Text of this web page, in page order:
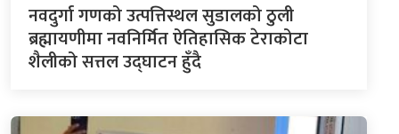
नवदुर्गा गणको उत्पत्तिस्थल सुडालको ठुली
ब्रह्मायणीमा नवनिर्मित ऐतिहासिक टेराकोटा
शैलीको सत्तल उद्घाटन हुँदै